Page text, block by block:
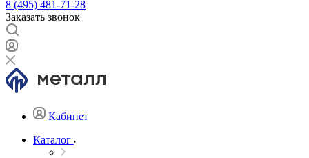
8 (495) 481-71-28
Заказать звонок
Кабинет
Каталог